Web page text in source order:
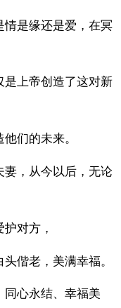
情是缘还是爱，在冥
是上帝创造了这对新
们的未来。
妻，从今以后，无论
对方，
偕老，美满幸福。
同心永结、幸福美